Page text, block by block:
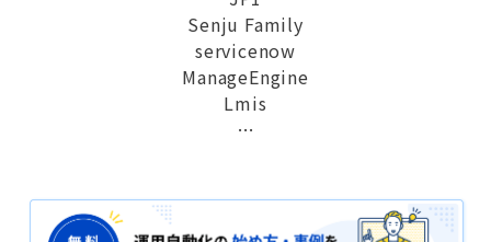
Senju Family
servicenow
ManageEngine
Lmis
…